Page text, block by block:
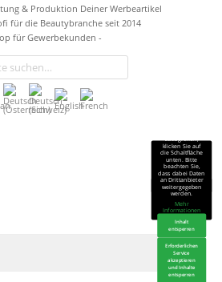
klicken Sie auf
die Schaltfläche
unten. Bitte
beachten Sie,
dass dabei Daten
an Drittanbieter
weitergegeben
werden.
Mehr
Informationen
Inhalt
entsperren
Erforderlichen
Service
akzeptieren
und Inhalte
entsperren
& Produktion Deiner Werbeartikel
für die Beautybranche seit 2014
für Gewerbekunden -